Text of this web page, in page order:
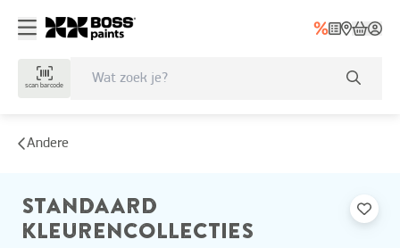
scan barcode
Andere
STANDAARD
KLEURENCOLLECTIES